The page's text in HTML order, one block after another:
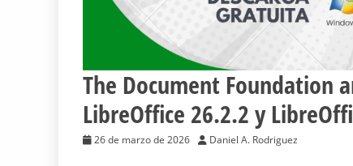
The Document Foundation
LibreOffice 26.2.2 y
26 de marzo de 2026 Daniel A. Rodriguez